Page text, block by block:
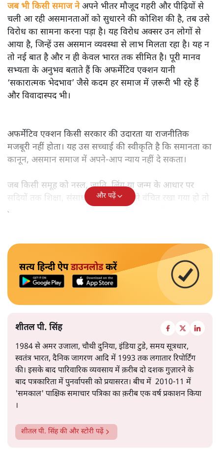
जब भी किसी समाज नेअपने भीतर मौजूद गहरी और पीढ़ियों से
चली आ रही असमानताओं को सुधारने की कोशिश की है, तब उसे
विरोध का सामना करना पड़ा है। यह विरोध अक्सर उन लोगों से
आया है, जिन्हें उस असमान व्यवस्था से लाभ मिलता रहा है। यह न
तो नई बात है और न ही केवल भारत तक सीमित है। पूरी मानव
सभ्यता के अनुभव बताते हैं कि अफर्मेटिव एक्शन यानी
‘सकारात्मक भेदभाव’ जैसे कदम हर समाज में ज़रूरी भी रहे हैं
और विवादास्पद भी।
अफर्मेटिव एक्शन किसी सरकार की उदारता या राजनीतिक
मजबूरी नहीं होता। यह उस सच्चाई की स्वीकृति है कि समानता का
कानून, असमान समाज में अपने-आप न्याय नहीं दे सकता।
जब किसी समूह को नस्ल, जाति, लिंग या जन्म के आधार पर
सदियों तक शिक्षा, संसाधनों और सम्मान से वंचित रखा गया हो तो
केवल ‘सब बराबर हैं’ कह देने से स्थिति नहीं बदलती।
और पढ़ें
सत्य हिन्दी ऐपडाउनलोडकरें
शीतल पी. सिंह
1984 से अमर उजाला, चौथी दुनिया, इंडिया टुडे, समय सूत्रधार,
स्वतंत्र भारत, दैनिक जागरण आदि में 1993 तक लगातार रिपोर्टिंग
की। इसके बाद पारिवारिक व्यवसाय में क़रीब दो दशक गुज़ारने के
बाद पत्रकारिता में पुनर्वापसी को प्रयासरत। बीच में 2010-11 में
'समकाल' पाक्षिक समाचार पत्रिका का क़रीब एक वर्ष प्रकाशन किया
।
शीतल पी. सिंहकी और स्टोरी पढ़ें